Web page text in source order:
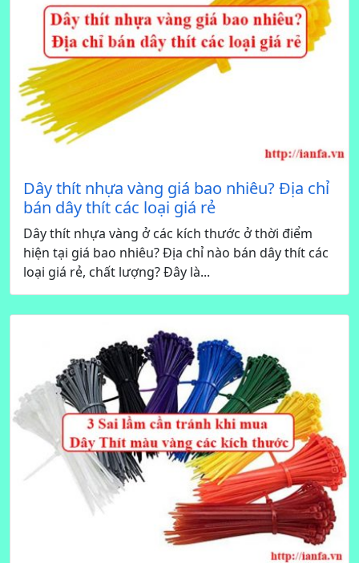
Dây thít nhựa vàng giá bao nhiêu? Địa chỉ
bán dây thít các loại giá rẻ
Dây thít nhựa vàng ở các kích thước ở thời điểm
hiện tại giá bao nhiêu? Địa chỉ nào bán dây thít các
loại giá rẻ, chất lượng? Đây là...